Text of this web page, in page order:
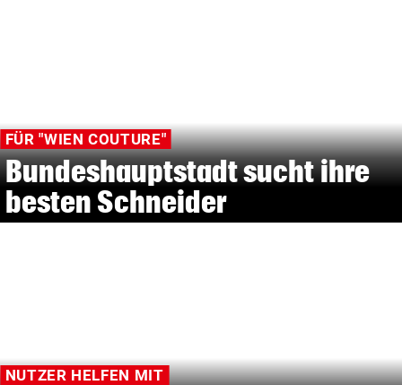
FÜR "WIEN COUTURE"
Bundeshauptstadt sucht ihre
besten Schneider
NUTZER HELFEN MIT